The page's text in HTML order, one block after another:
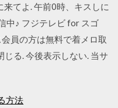
来てよ. 午前0時、キスしに
中♪ フジテレビ for スゴ
員の方は無料で着メロ取
る. 今後表示しない. 当サ
方法